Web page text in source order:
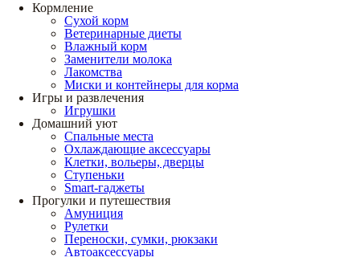
Кормление
Сухой корм
Ветеринарные диеты
Влажный корм
Заменители молока
Лакомства
Миски и контейнеры для корма
Игры и развлечения
Игрушки
Домашний уют
Спальные места
Охлаждающие аксессуары
Клетки, вольеры, дверцы
Ступеньки
Smart-гаджеты
Прогулки и путешествия
Амуниция
Рулетки
Переноски, сумки, рюкзаки
Автоаксессуары